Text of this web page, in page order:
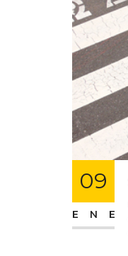
09
ENE